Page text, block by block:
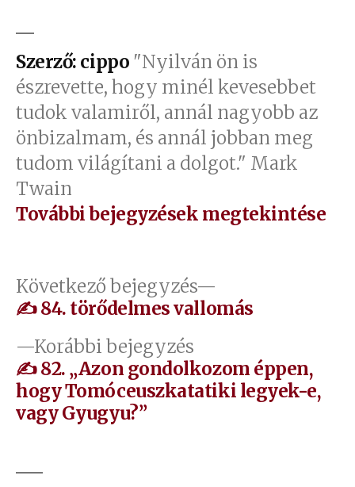
Szerző: cippo "Nyilván ön is
észrevette, hogy minél kevesebbet
tudok valamiről, annál nagyobb az
önbizalmam, és annál jobban meg
tudom világítani a dolgot." Mark
Twain
További bejegyzések megtekintése
Bejegyzés
navigáció
Korábbi bejegyzés
bejegyzés:
✍ 82. „Azon gondolkozom éppen,
hogy Tomóceuszkatatiki legyek-e,
vagy Gyugyu?”
Következő bejegyzés
bejegyzés:
✍ 84. törődelmes vallomás